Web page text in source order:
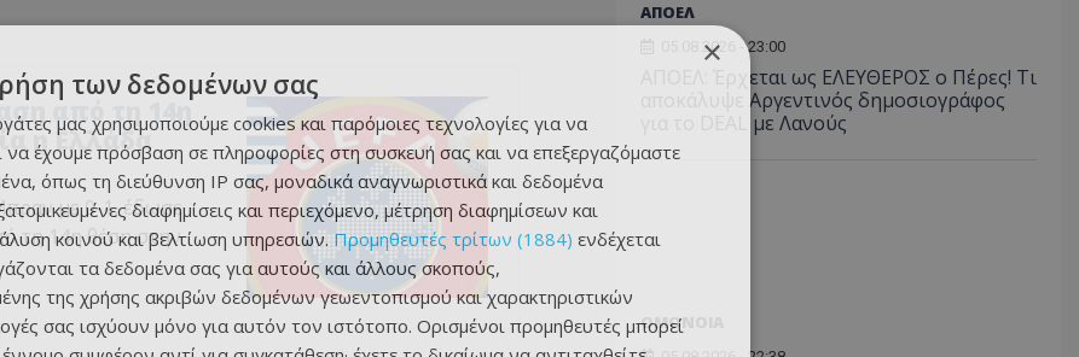
από τη 14η
η Ελλάδα
με 0-1, έδωσε
τη 14η θέση στην
ΑΠΟΕΛ
05.08.2026 - 23:00
ΑΠΟΕΛ: Έρχεται ως ΕΛΕΥΘΕΡΟΣ ο Πέρες! Τι
αποκάλυψε Αργεντινός δημοσιογράφος
για το DEAL με Λανούς
ΟΜΟΝΟΙΑ
×
των δεδομένων σας
μας χρησιμοποιούμε cookies και παρόμοιες τεχνολογίες για να
να έχουμε πρόσβαση σε πληροφορίες στη συσκευή σας και να επεξεργαζόμαστε
όπως τη διεύθυνση IP σας, μοναδικά αναγνωριστικά και δεδομένα
διαφημίσεις και περιεχόμενο, μέτρηση διαφημίσεων και
κοινού και βελτίωση υπηρεσιών.Προμηθευτές τρίτων (1884) ενδέχεται
τα δεδομένα σας για αυτούς και άλλους σκοπούς,
της χρήσης ακριβών δεδομένων γεωεντοπισμού και χαρακτηριστικών
σας ισχύουν μόνο για αυτόν τον ιστότοπο. Ορισμένοι προμηθευτές μπορεί